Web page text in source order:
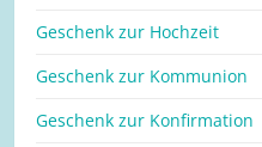
Geschenk zur Hochzeit
Geschenk zur Kommunion
Geschenk zur Konfirmation